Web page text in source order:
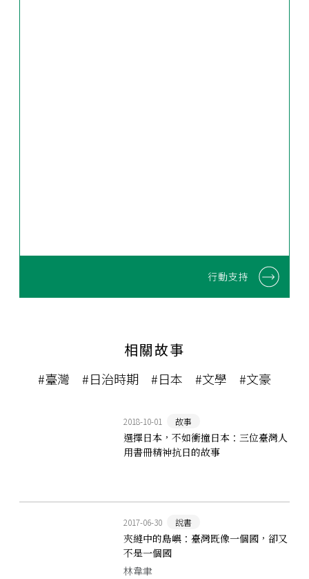
行動支持
相關故事
#臺灣 #日治時期 #日本 #文學 #文豪
2018-10-01 故事
選擇日本，不如衝撞日本：三位臺灣人
用書冊精神抗日的故事
2017-06-30 說書
夾縫中的島嶼：臺灣既像一個國，卻又
不是一個國
林韋聿